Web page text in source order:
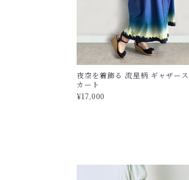
夜空を着飾る 流星柄 ギャザース
カート
¥17,000